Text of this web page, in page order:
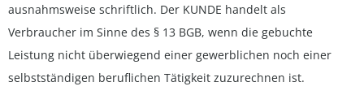
ausnahmsweise schriftlich. Der KUNDE handelt als
Verbraucher im Sinne des § 13 BGB, wenn die gebuchte
Leistung nicht überwiegend einer gewerblichen noch einer
selbstständigen beruflichen Tätigkeit zuzurechnen ist.